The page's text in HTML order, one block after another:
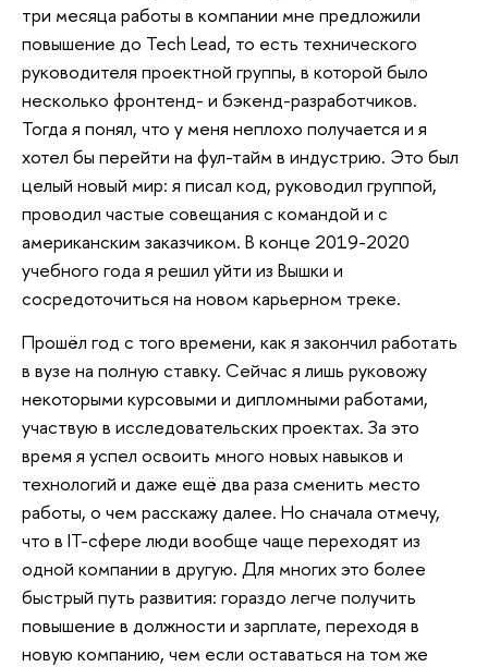
три месяца работы в компании мне предложили
повышение до Tech Lead, то есть технического
руководителя проектной группы, в которой было
несколько фронтенд- и бэкенд-разработчиков.
Тогда я понял, что у меня неплохо получается и я
хотел бы перейти на фул-тайм в индустрию. Это был
целый новый мир: я писал код, руководил группой,
проводил частые совещания с командой и с
американским заказчиком. В конце 2019-2020
учебного года я решил уйти из Вышки и
сосредоточиться на новом карьерном треке.
Прошёл год с того времени, как я закончил работать
в вузе на полную ставку. Сейчас я лишь руковожу
некоторыми курсовыми и дипломными работами,
участвую в исследовательских проектах. За это
время я успел освоить много новых навыков и
технологий и даже ещё два раза сменить место
работы, о чем расскажу далее. Но сначала отмечу,
что в IT-сфере люди вообще чаще переходят из
одной компании в другую. Для многих это более
быстрый путь развития: гораздо легче получить
повышение в должности и зарплате, переходя в
новую компанию, чем если оставаться на том же